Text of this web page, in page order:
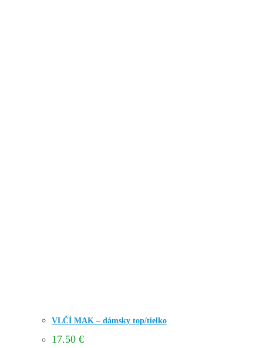
VLČÍ MAK – dámsky top/tielko
17.50 €